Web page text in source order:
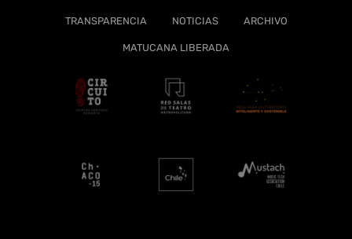
TRANSPARENCIA NOTICIAS ARCHIVO
MATUCANA LIBERADA